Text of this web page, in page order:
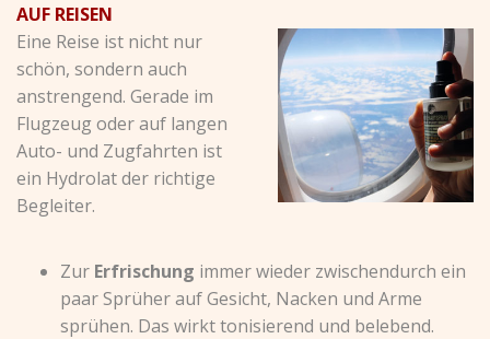
AUF REISEN
Eine Reise ist nicht nur
schön, sondern auch
anstrengend. Gerade im
Flugzeug oder auf langen
Auto- und Zugfahrten ist
ein Hydrolat der richtige
Begleiter.
Zur Erfrischung immer wieder zwischendurch ein
paar Sprüher auf Gesicht, Nacken und Arme
sprühen. Das wirkt tonisierend und belebend.